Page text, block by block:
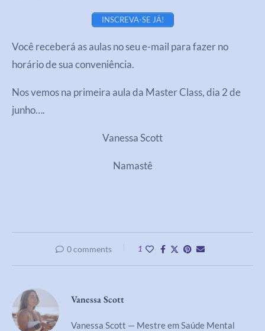
INSCREVA-SE JÁ!
Você receberá as aulas no seu e-mail para fazer no
horário de sua conveniência.
Nos vemos na primeira aula da Master Class, dia 2 de
junho….
Vanessa Scott
Namastê
0 comments 1
Vanessa Scott
Vanessa Scott — Mestre em Saúde Mental